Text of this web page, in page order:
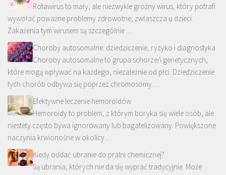
Rotawirus to mały, ale niezwykle groźny wirus, który potrafi
wywołać poważne problemy zdrowotne, zwłaszcza u dzieci.
Zakażenia tym wirusem są szczególnie …
Choroby autosomalne: dziedziczenie, ryzyko i diagnostyka
Choroby autosomalne to grupa schorzeń genetycznych,
które mogą wpływać na każdego, niezależnie od płci. Dziedziczenie
tych chorób odbywa się poprzez chromosomy …
Efektywne leczenie hemoroidów
Hemoroidy to problem, z którym boryka się wiele osób, ale
niestety często bywa ignorowany lub bagatelizowany. Powiększone
naczynia krwionośne w okolicy …
Kiedy oddać ubranie do pralni chemicznej?
Są ubrania, których nie da się wyprać tradycyjnie. Może